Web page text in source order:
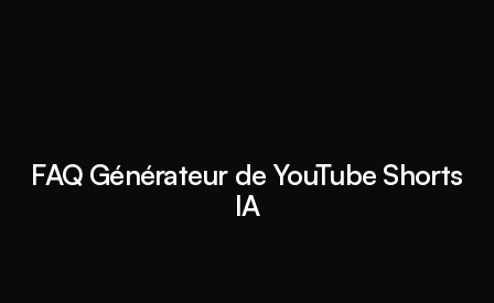
FAQ Générateur de YouTube Shorts
IA